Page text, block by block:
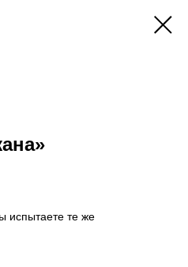
испытаете те же